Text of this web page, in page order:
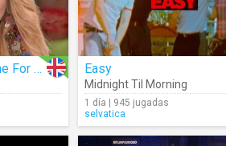
Waka Waka (This Time For Africa) Easy
Midnight Til Morning
1 día | 945 jugadas
selvatica